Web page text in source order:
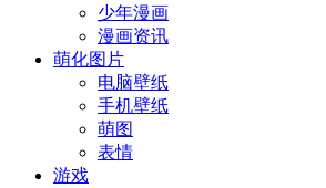
少年漫画
漫画资讯
萌化图片
电脑壁纸
手机壁纸
萌图
表情
游戏